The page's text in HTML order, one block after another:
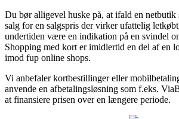
Du bør alligevel huske på, at ifald en netbutik
salg for en salgspris der virker ufattelig
undertiden være en indikation på en svindel
Shopping med kort er imidlertid en del af en
imod fup online shops.
Vi anbefaler kortbestillinger eller
anvende en afbetalingsløsning som f.eks.
at finansiere prisen over en længere periode.